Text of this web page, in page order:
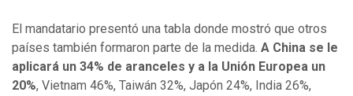
El mandatario presentó una tabla donde mostró que otros
países también formaron parte de la medida. A China se le
aplicará un 34% de aranceles y a la Unión Europea un
20%, Vietnam 46%, Taiwán 32%, Japón 24%, India 26%,